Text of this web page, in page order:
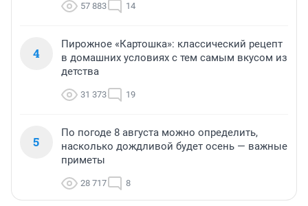
57 883 14
4
Пирожное «Картошка»: классический рецепт
в домашних условиях с тем самым вкусом из
детства
31 373 19
5
По погоде 8 августа можно определить,
насколько дождливой будет осень — важные
приметы
28 717 8